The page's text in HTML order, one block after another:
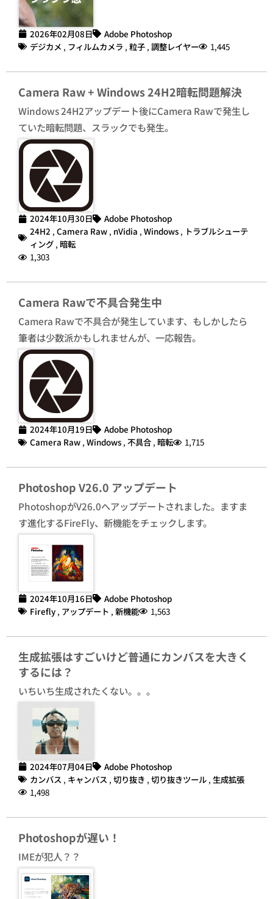
2026年02月08日
Adobe Photoshop
デジカメ , フィルムカメラ , 粒子 , 調整レイヤー 1,445
Camera Raw + Windows 24H2暗転問題解決
Windows 24H2アップデート後にCamera Rawで発生し
ていた暗転問題、スラックでも発生。
2024年10月30日
Adobe Photoshop
24H2 , Camera Raw , nVidia , Windows , トラブルシューテ
ィング , 暗転
1,303
Camera Rawで不具合発生中
Camera Rawで不具合が発生しています、もしかしたら
筆者は少数派かもしれませんが、一応報告。
2024年10月19日
Adobe Photoshop
Camera Raw , Windows , 不具合 , 暗転 1,715
Photoshop V26.0 アップデート
PhotoshopがV26.0へアップデートされました。ますま
す進化するFireFly、新機能をチェックします。
2024年10月16日
Adobe Photoshop
Firefly , アップデート , 新機能 1,563
生成拡張はすごいけど普通にカンバスを大きく
するには？
いちいち生成されたくない。。。
2024年07月04日
Adobe Photoshop
カンバス , キャンバス , 切り抜き , 切り抜きツール , 生成拡張
1,498
Photoshopが遅い！
IMEが犯人？？